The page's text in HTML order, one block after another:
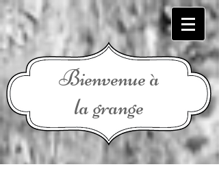
Bienvenue à
la grange